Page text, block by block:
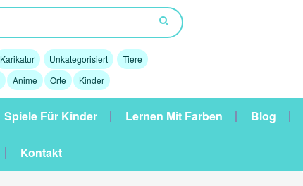
Karikatur Unkategorisiert
Tiere
Anime Orte Kinder
Spiele Für Kinder Lernen Mit Farben Blog
Kontakt